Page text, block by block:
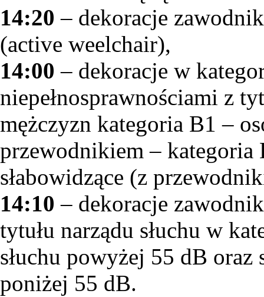
14:20 – dekoracje
(active weelchair),
14:00 – dekoracje w
niepełnosprawnościami z
mężczyzn kategoria B1 –
przewodnikiem – kategoria
słabowidzące (z
14:10 – dekoracje
tytułu narządu słuchu w
słuchu powyżej 55 dB oraz
poniżej 55 dB.